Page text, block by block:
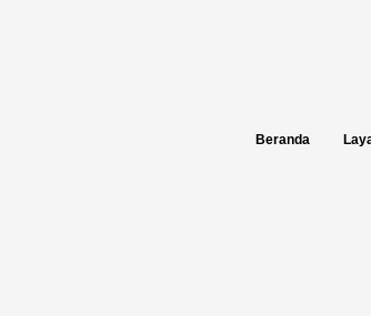
Beranda